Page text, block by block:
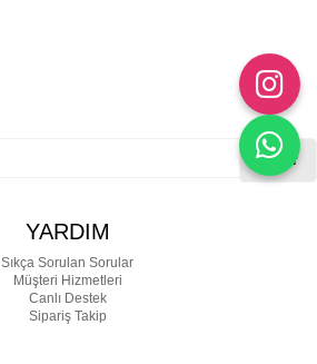
Gönder
YARDIM
Sıkça Sorulan Sorular
Müşteri Hizmetleri
Canlı Destek
Sipariş Takip